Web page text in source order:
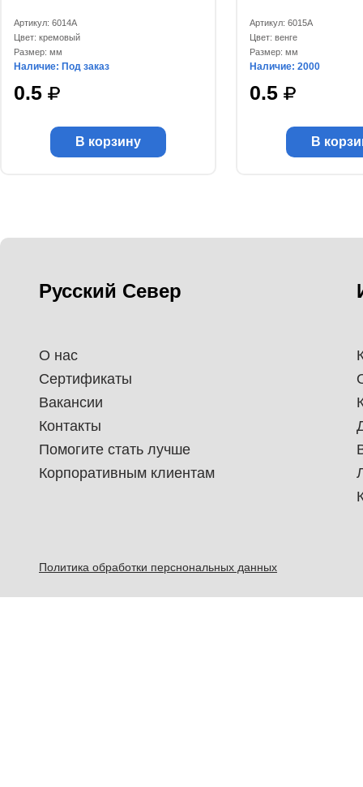
Артикул: 6014А
Цвет: кремовый
Размер: мм
Наличие: Под заказ
0.5
В корзину
Артикул: 6015А
Цвет: венге
Размер: мм
Наличие: 2000
0.5
В
Русский Север
О нас
Сертификаты
Вакансии
Контакты
Помогите стать лучше
Корпоративным клиентам
Политика обработки перснональных данных